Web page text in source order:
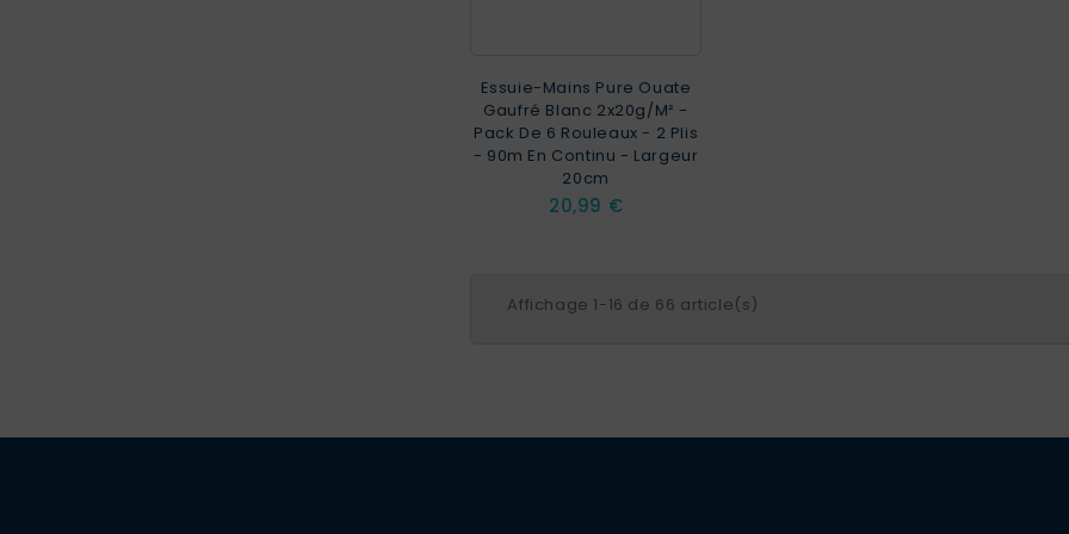
Essuie-Mains Pure Ouate
Gaufré Blanc 2x20g/m² -
Pack De 6 Rouleaux - 2 Plis
- 90m En Continu - Largeur
20cm
Prix
20,99 €
Affichage 1-16 de 66 article(s)